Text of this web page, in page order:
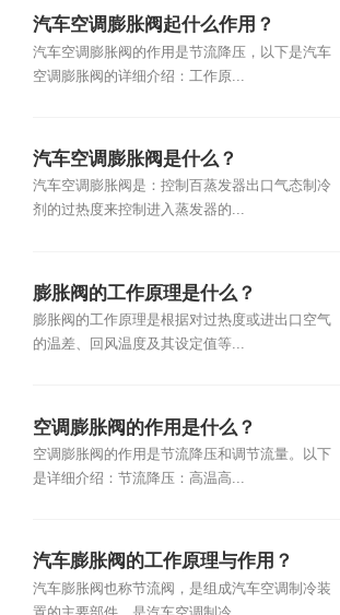
汽车空调膨胀阀起什么作用？
汽车空调膨胀阀的作用是节流降压，以下是汽车
空调膨胀阀的详细介绍：工作原...
汽车空调膨胀阀是什么？
汽车空调膨胀阀是：控制百蒸发器出口气态制冷
剂的过热度来控制进入蒸发器的...
膨胀阀的工作原理是什么？
膨胀阀的工作原理是根据对过热度或进出口空气
的温差、回风温度及其设定值等...
空调膨胀阀的作用是什么？
空调膨胀阀的作用是节流降压和调节流量。以下
是详细介绍：节流降压：高温高...
汽车膨胀阀的工作原理与作用？
汽车膨胀阀也称节流阀，是组成汽车空调制冷装